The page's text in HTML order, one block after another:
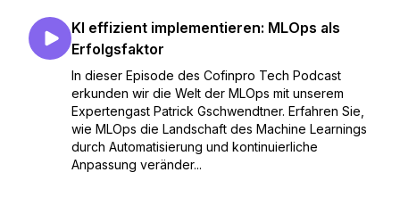
KI effizient implementieren: MLOps als
Erfolgsfaktor
In dieser Episode des Cofinpro Tech Podcast
erkunden wir die Welt der MLOps mit unserem
Expertengast Patrick Gschwendtner. Erfahren Sie,
wie MLOps die Landschaft des Machine Learnings
durch Automatisierung und kontinuierliche
Anpassung veränder...